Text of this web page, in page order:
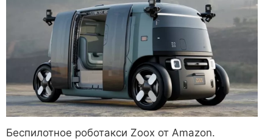
Беспилотное роботакси Zoox от Amazon.